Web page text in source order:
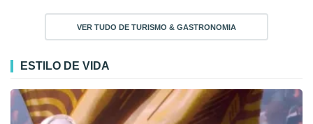
VER TUDO DE TURISMO & GASTRONOMIA
ESTILO DE VIDA